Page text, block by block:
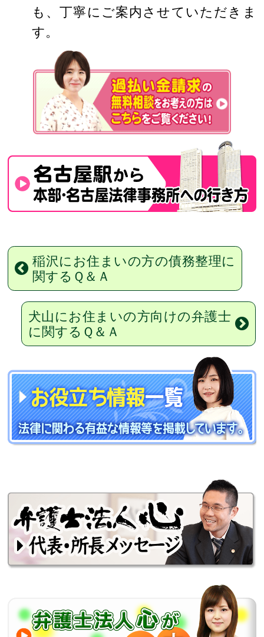
も、丁寧にご案内させていただきま
す。
稲沢にお住まいの方の債務整理に
関するＱ＆Ａ
犬山にお住まいの方向けの弁護士
に関するＱ＆Ａ